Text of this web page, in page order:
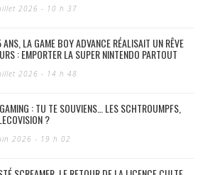
2026 - 10 h 37
LA GAME BOY ADVANCE RÉALISAIT UN RÊVE
: EMPORTER LA SUPER NINTENDO PARTOUT
2026 - 14 h 48
: TU TE SOUVIENS… LES SCHTROUMPFS,
?
2026 - 19 h 02